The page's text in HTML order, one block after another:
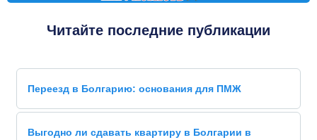
Читайте последние публикации
Переезд в Болгарию: основания для ПМЖ
Выгодно ли сдавать квартиру в Болгарии в